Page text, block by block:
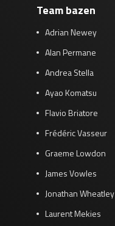
Team bazen
Adrian Newey
Alan Permane
Andrea Stella
Ayao Komatsu
Flavio Briatore
Frédéric Vasseur
Graeme Lowdon
James Vowles
Jonathan Wheatley
Laurent Mekies